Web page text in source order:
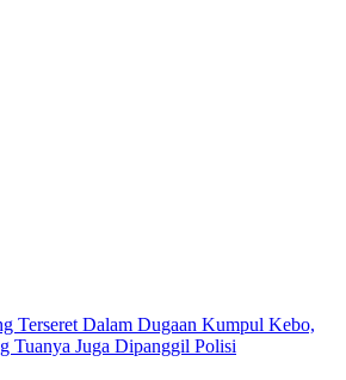
Terseret Dalam Dugaan Kumpul Kebo,
Tuanya Juga Dipanggil Polisi